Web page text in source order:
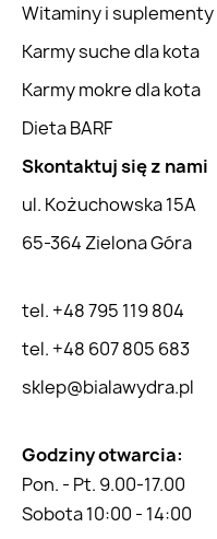
Witaminy i
Karmy suche dla kota
Karmy mokre dla kota
Dieta BARF
Skontaktuj się z nami
ul. Kożuchowska 15A
65-364 Zielona Góra
tel. +48 795 119 804
tel. +48 607 805 683
sklep@bialawydra.pl
Godziny otwarcia:
Pon. - Pt. 9.00-17.00
Sobota 10:00 - 14:00